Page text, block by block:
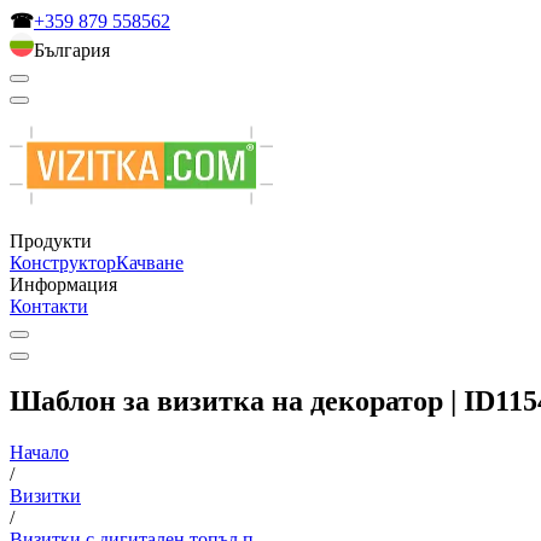
☎+359 879 558562
България
Продукти
КонструкторКачване
Информация
Контакти
Шаблон за визитка на декоратор |
Начало
/
Визитки
/